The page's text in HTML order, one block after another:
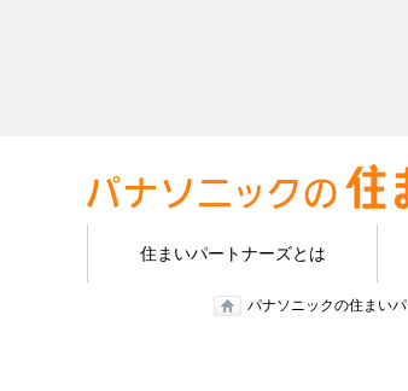
住まいパートナーズとは
パナソニックの住まい